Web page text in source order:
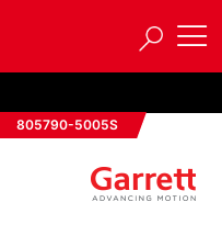
805790-5005S